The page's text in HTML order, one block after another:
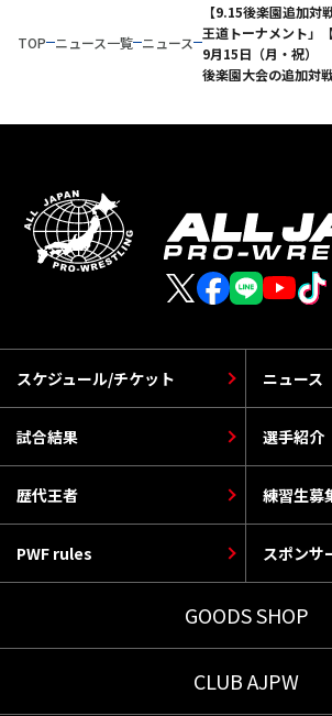
TOP ニュース一覧 ニュース
【9.15後楽園追加対
王道トーナメント」
9月15日（月・祝）
後楽園大会の追加対
スケジュール/チケット
選手紹介
PWF rules
ニュース
歴代王者
スポンサ
試合結果
練習生募
GOODS SHOP
CLUB AJPW